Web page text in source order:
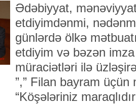
Ədəbiyyat,
etdiyimdənmi,
günlərdə ölkə
etdiyim və bəzən imza
müraciətləri ilə
”,” Filan bayram üçün
“Köşələriniz